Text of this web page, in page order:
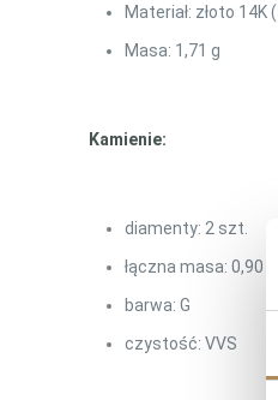
Materiał: złoto 14K
Masa: 1,71 g
Kamienie:
diamenty: 2 szt.
łączna masa: 0,90 ct
barwa: G
czystość: VVS